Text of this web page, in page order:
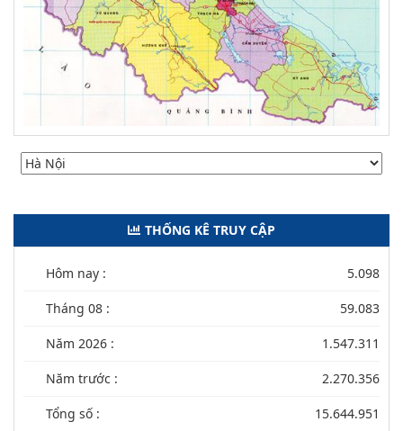
THỐNG KÊ TRUY CẬP
Hôm nay : 5.098
Tháng 08 : 59.083
Năm 2026 : 1.547.311
Năm trước : 2.270.356
Tổng số : 15.644.951